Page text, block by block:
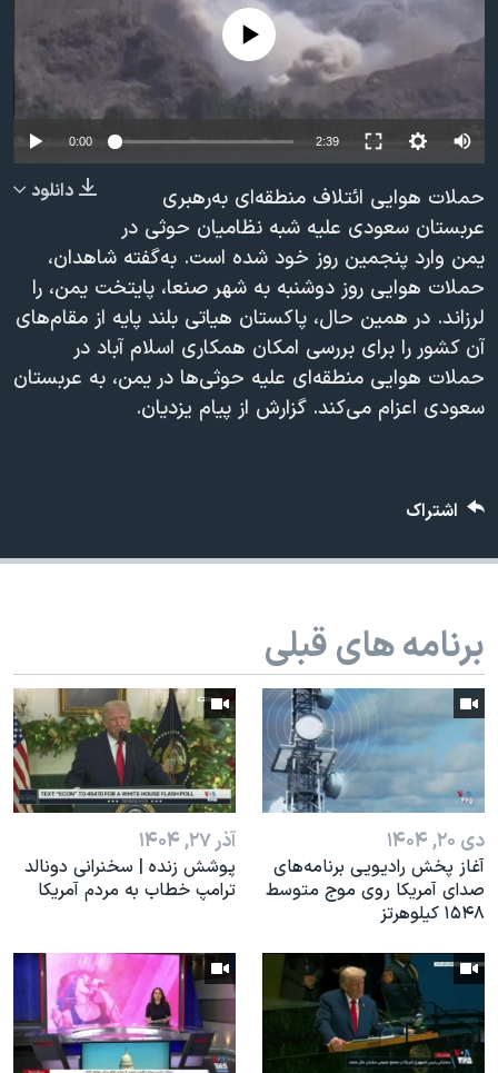
فرهنگ و زندگی
حقوق شهروندی
علم و فناوری
گالری عکس
آرشیو پخش زنده
انتخابات ریاست جمهوری آمریکا ۲۰۲۴
حمله جمهوری اسلامی به اسرائیل
رمز مهسا
اعتراضات زن، زندگی، آزادی
مجموعه مستندهای دادخواهی
تریبونال مردمی آبان ۹۸
دادگاه حمید نوری
چهل سال گروگان‌گیری
قانون شفافیت دارائی کادر رهبری ایران
اسرائیل در جنگ
سفر پرزیدنت ترامپ به چین
زبانهای مختلف
No media source currently available
0:00 2:39
دانلود
حملات هوایی ائتلاف منطقه‌ای به‌رهبری
عربستان سعودی علیه شبه نظامیان حوثی در
یمن وارد پنجمین روز خود شده است. به‌گفته شاهدان،
حملات هوایی روز دوشنبه به شهر صنعا، پایتخت يمن، را
لرزاند. در همین حال، پاکستان هیاتی بلند پایه از مقام‌های
آن کشور را برای بررسی امکان همکاری اسلام آباد در
حملات هوایی منطقه‌ای علیه حوثی‌ها در یمن، به عربستان
سعودی اعزام می‌کند. گزارش از پیام یزدیان.
اشتراک
برنامه های قبلی
دی ۲۰, ۱۴۰۴
آغاز پخش رادیویی برنامه‌های
صدای آمریکا روی موج متوسط
۱۵۴۸ کیلوهرتز
آذر ۲۷, ۱۴۰۴
پوشش زنده | سخنرانی دونالد
ترامپ خطاب به مردم آمریکا